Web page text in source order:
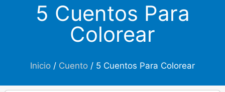
5 Cuentos Para
Colorear
Inicio / Cuento / 5 Cuentos Para Colorear